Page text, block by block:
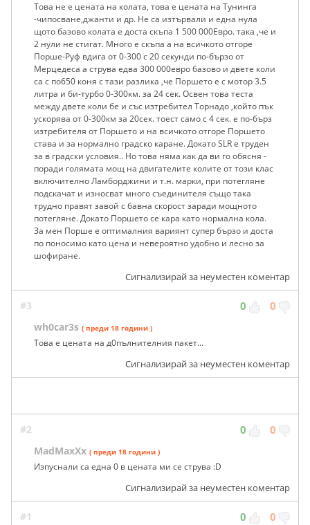
Това не е цената на колата, това е цената на Тунинга
-чипосване,джанти и др. Не са изтървали и една нула
щото базово колата е доста скъпа 1 500 000Евро. така ,че и
2 нули не стигат. Много е скъпа а на всичкото отгоре
Порше-Руф вдига от 0-300 с 20 секунди по-бързо от
Мерцедеса а струва едва 300 000евро базово и двете коли
са с по650 коня с тази разлика ,че Поршето е с мотор 3.5
литра и би-турбо 0-300км. за 24 сек. Освен това теста
между двете коли бе и със изтребител Торнадо ,който пък
ускорява от 0-300км за 20сек. тоест само с 4 сек. е по-бърз
изтребителя от Поршето и на всичкото отгоре Поршето
става и за нормално градско каране. Докато SLR е труден
за в градски условия.. Но това няма как да ви го обясня -
поради голямата мощ на двигателите колите от този клас
включително Ламборджини и т.н. марки, при потегляне
подскачат и износват много съединителя също така
трудно правят завой с бавна скорост заради мощното
потегляне. Докато Поршето се кара като нормална кола.
За мен Порше е оптималния вариянт супер бързо и доста
по поносимо като цена и невероятно удобно и лесно за
шофиране.
Сигнализирай за неуместен коментар
#3 0 0
wh0car3s ( преди 18 години )
Това е цената на д0пълнителния пакет...
Сигнализирай за неуместен коментар
#2 0 0
MadMaxXx ( преди 18 години )
Изпуснали са една 0 в цената ми се струва :D
Сигнализирай за неуместен коментар
#1 0 0